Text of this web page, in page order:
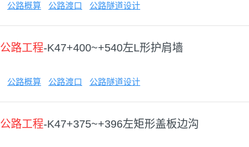
公路概算 公路渡口 公路隧道设计
公路工程-K47+400~+540左L形护肩墙
公路概算 公路渡口 公路隧道设计
公路工程-K47+375~+396左矩形盖板边沟